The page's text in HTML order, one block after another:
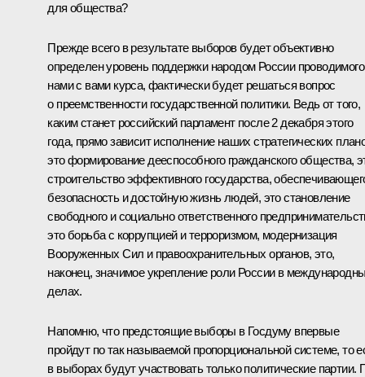
для общества?
Прежде всего в результате выборов будет объективно
определен уровень поддержки народом России проводимого
нами с вами курса, фактически будет решаться вопрос
о преемственности государственной политики. Ведь от того,
каким станет российский парламент после 2 декабря этого
года, прямо зависит исполнение наших стратегических
это формирование дееспособного гражданского общества,
строительство эффективного государства,
безопасность и достойную жизнь людей, это становление
свободного и социально ответственного
это борьба с коррупцией и терроризмом, модернизация
Вооруженных Сил и правоохранительных органов, это,
наконец, значимое укрепление роли России в
делах.
Напомню, что предстоящие выборы в Госдуму впервые
пройдут по так называемой пропорциональной системе, то
в выборах будут участвовать только политические партии.